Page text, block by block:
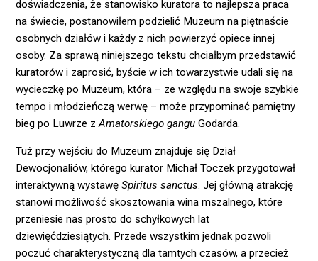
doświadczenia, że stanowisko kuratora to najlepsza praca
na świecie, postanowiłem podzielić Muzeum na piętnaście
osobnych działów i każdy z nich powierzyć opiece innej
osoby. Za sprawą niniejszego tekstu chciałbym przedstawić
kuratorów i zaprosić, byście w ich towarzystwie udali się na
wycieczkę po Muzeum, która – ze względu na swoje szybkie
tempo i młodzieńczą werwę – może przypominać pamiętny
bieg po Luwrze zAmatorskiego gangu Godarda.
Tuż przy wejściu do Muzeum znajduje się Dział
Dewocjonaliów, którego kurator Michał Toczek przygotował
interaktywną wystawęSpiritus sanctus. Jej główną atrakcję
stanowi możliwość skosztowania wina mszalnego, które
przeniesie nas prosto do schyłkowych lat
dziewięćdziesiątych. Przede wszystkim jednak pozwoli
poczuć charakterystyczną dla tamtych czasów, a przecież